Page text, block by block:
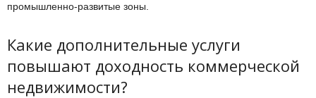
промышленно-развитые зоны.
Какие дополнительные услуги
повышают доходность коммерческой
недвижимости?